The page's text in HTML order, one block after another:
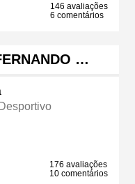
146 avaliações
6 comentários
…
176 avaliações
10 comentários